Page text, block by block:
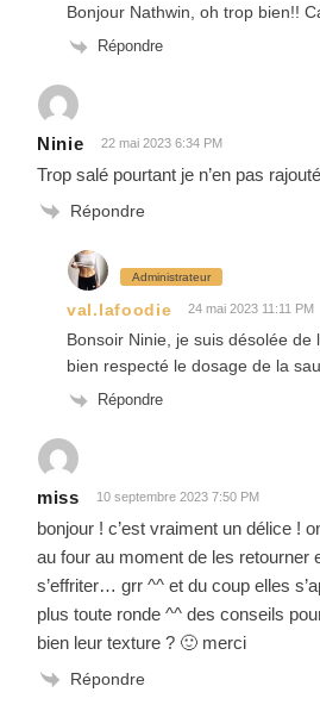
Bonjour Nathwin, oh trop bien!!
Répondre
Ninie 22 mai 2023 6:34 PM
Trop salé pourtant je n’en pas rajouté
Répondre
Administrateur
val.lafoodie 24 mai 2023 11:11 PM
Bonsoir Ninie, je suis désolée de
bien respecté le dosage de la
Répondre
miss 10 septembre 2023 7:50 PM
bonjour ! c’est vraiment un délice !
au four au moment de les retourner
s’effriter… grr ^^ et du coup elles
plus toute ronde ^^ des conseils
bien leur texture ? 🙂 merci
Répondre